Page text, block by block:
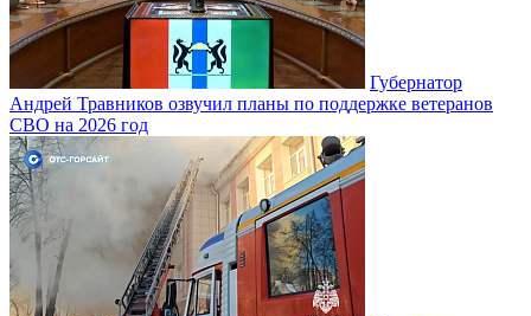
Губернатор
Андрей Травников озвучил планы по поддержке ветеранов
СВО на 2026 год